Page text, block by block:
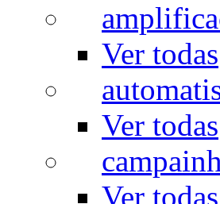
Ver todas
Ver todas
Ver todas